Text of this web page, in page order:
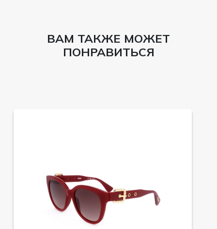
ВАМ ТАКЖЕ МОЖЕТ
ПОНРАВИТЬСЯ